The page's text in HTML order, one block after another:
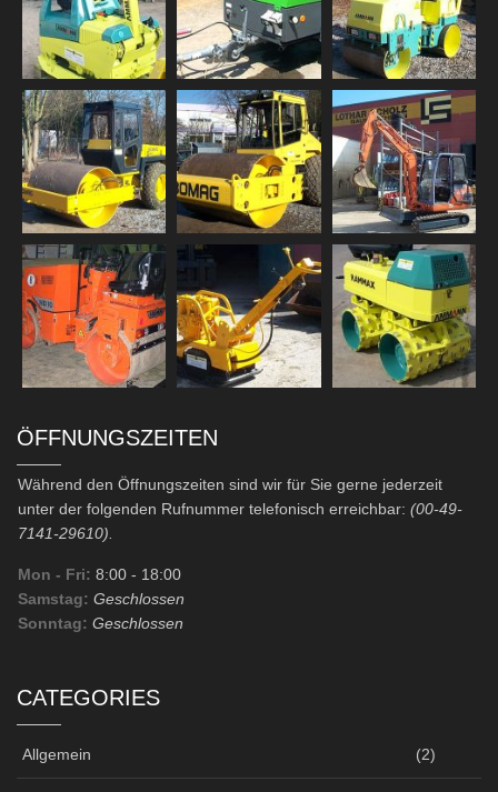
ÖFFNUNGSZEITEN
Während den Öffnungszeiten sind wir für Sie gerne jederzeit
unter der folgenden Rufnummer telefonisch erreichbar: (00-49-
7141-29610).
Mon - Fri: 8:00 - 18:00
Samstag: Geschlossen
Sonntag: Geschlossen
CATEGORIES
Allgemein (2)